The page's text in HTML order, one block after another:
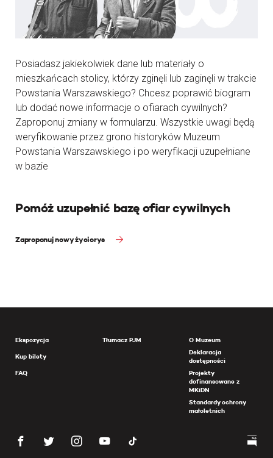
Posiadasz jakiekolwiek dane lub materiały o
mieszkańcach stolicy, którzy zginęli lub zaginęli w trakcie
Powstania Warszawskiego? Chcesz poprawić biogram
lub dodać nowe informacje o ofiarach cywilnych?
Zaproponuj zmiany w formularzu. Wszystkie uwagi będą
weryfikowanie przez grono historyków Muzeum
Powstania Warszawskiego i po weryfikacji uzupełniane
w bazie
Pomóż uzupełnić bazę ofiar cywilnych
Zaproponuj nowy życiorys
Ekspozycja
Kup bilety
FAQ
Tłumacz PJM
O Muzeum
Deklaracja
dostępności
Projekty
dofinansowane z
MKiDN
Standardy ochrony
małoletnich